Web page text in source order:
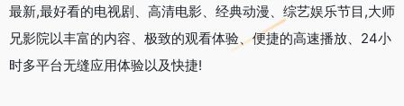
最新,最好看的电视剧、高清电影、经典动漫、综艺娱乐节目,大师
兄影院以丰富的内容、极致的观看体验、便捷的高速播放、24小
时多平台无缝应用体验以及快捷!